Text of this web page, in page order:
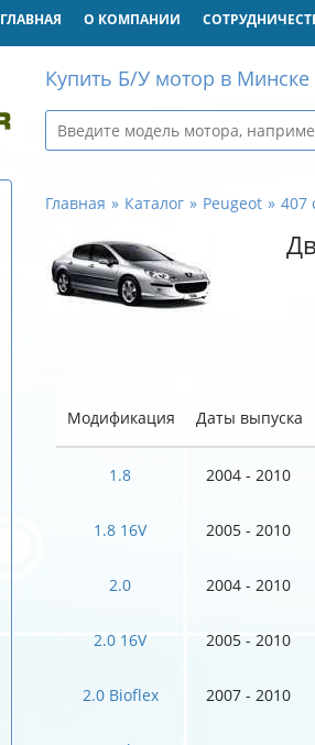
ГЛАВНАЯ О КОМПАНИИ
Купить Б/У мотор в Минске
Главная Каталог Peugeot 407
Модификация Даты выпуска
1.8 2004 - 2010
1.8 16V 2005 - 2010
2.0 2004 - 2010
2.0 16V 2005 - 2010
2.0 Bioflex 2007 - 2010